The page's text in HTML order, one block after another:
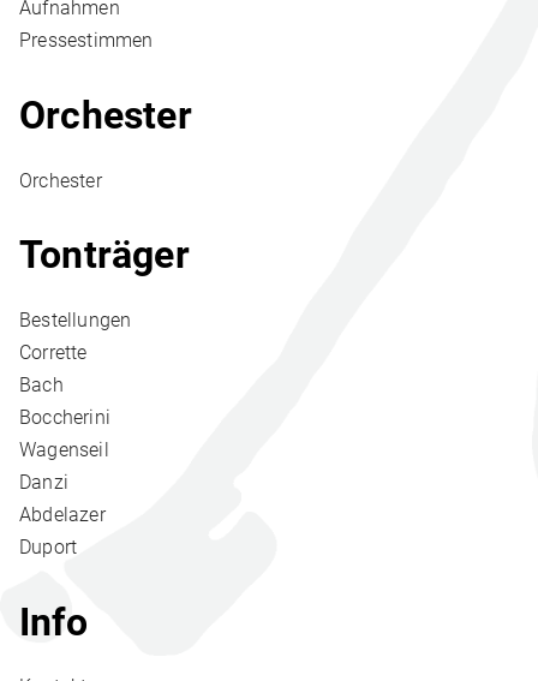
Aufnahmen
Pressestimmen
Orchester
Orchester
Tonträger
Bestellungen
Corrette
Bach
Boccherini
Wagenseil
Danzi
Abdelazer
Duport
Info